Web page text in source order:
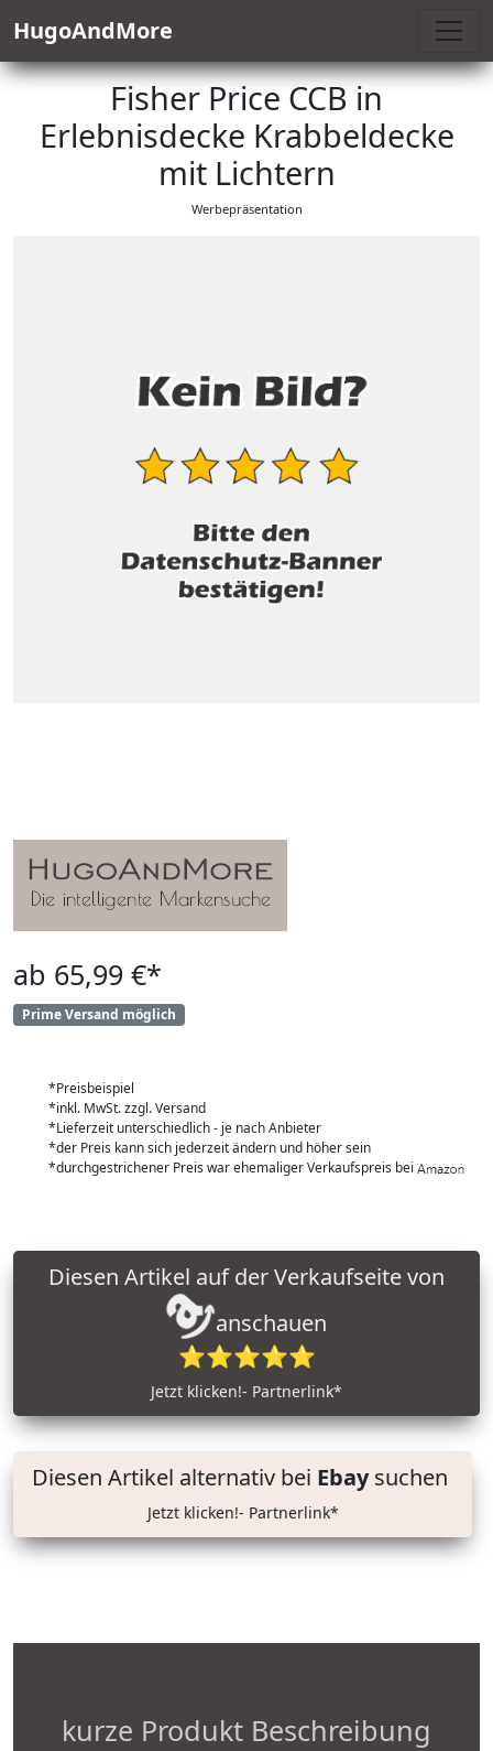
HugoAndMore
Fisher Price CCB in
Erlebnisdecke Krabbeldecke
mit Lichtern
Werbepräsentation
ab 65,99 €*
Prime Versand möglich
*Preisbeispiel
*inkl. MwSt. zzgl. Versand
*Lieferzeit unterschiedlich - je nach Anbieter
*der Preis kann sich jederzeit ändern und höher sein
*durchgestrichener Preis war ehemaliger Verkaufspreis bei
anschauen
⭐⭐⭐⭐⭐
Jetzt klicken!- Partnerlink*
Diesen Artikel alternativ bei Ebaysuchen
Jetzt klicken!- Partnerlink*
kurze Produkt Beschreibung